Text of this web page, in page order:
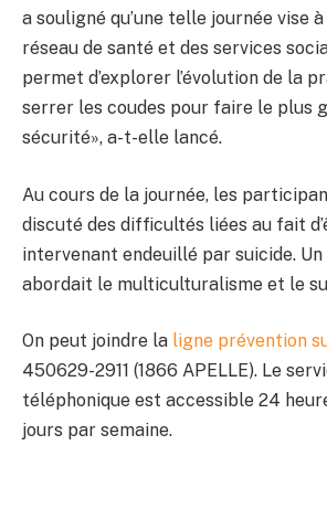
a souligné qu’une telle journée vise
réseau de santé et des services
permet d’explorer l’évolution de la
serrer les coudes pour faire le plus
sécurité», a-t-elle lancé.
Au cours de la journée, les
discuté des difficultés liées au fait
intervenant endeuillé par suicide.
abordait le multiculturalisme et le
On peut joindre la ligne prévention
450629-2911 (1866 APELLE). Le
téléphonique est accessible 24
jours par semaine.